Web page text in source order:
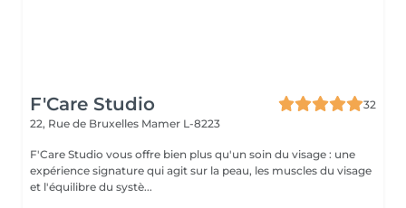
F'Care Studio
32
22, Rue de Bruxelles Mamer L-8223
F'Care Studio vous offre bien plus qu'un soin du visage : une
expérience signature qui agit sur la peau, les muscles du visage
et l'équilibre du systè...